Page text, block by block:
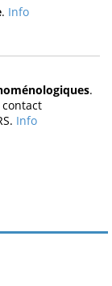
. Info
.
Info